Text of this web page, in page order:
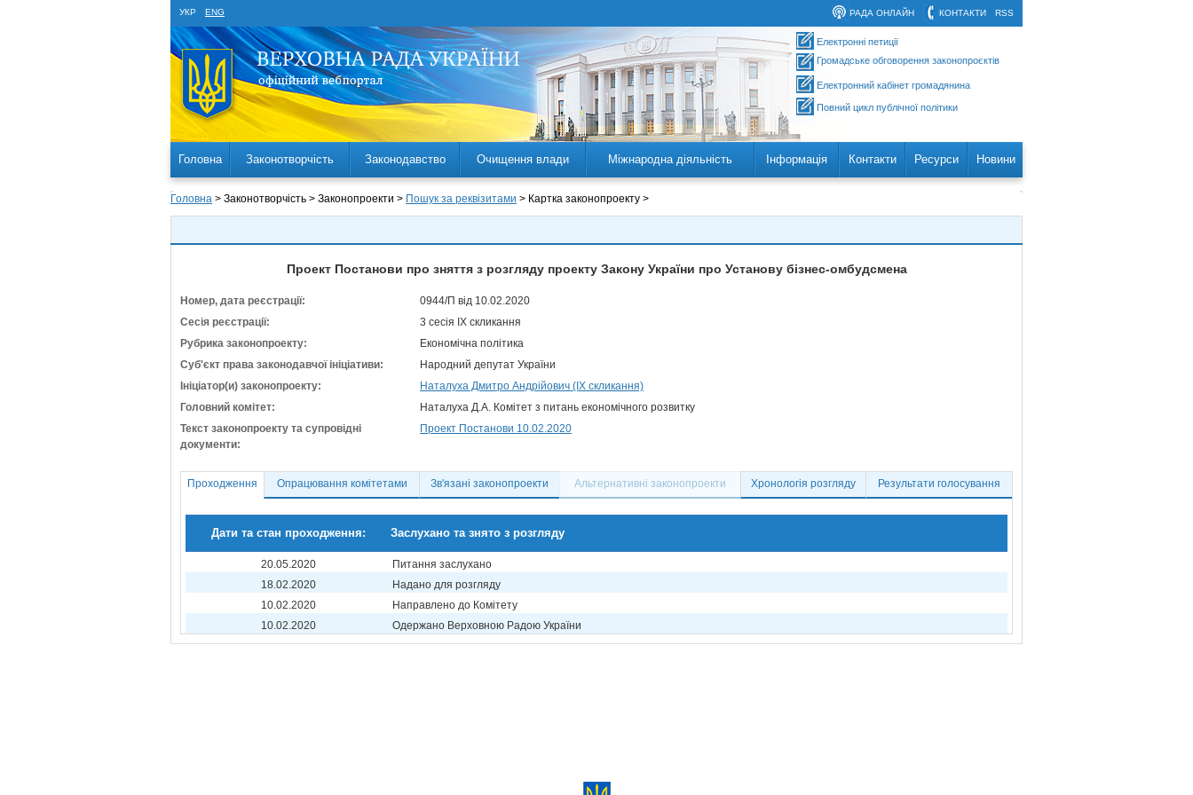
УКР ENG RSS
КОНТАКТИ
РАДА ОНЛАЙН
Електронні петиції
Громадське обговорення законопроєктів
Електронний кабінет громадянина
Повний цикл публічної політики
Головна Законотворчість Законодавство Очищення влади Міжнародна діяльність Інформація Контакти Ресурси Новини
Головна > Законотворчість > Законопроекти > Пошук за реквізитами > Картка законопроекту >
Проект Постанови про зняття з розгляду проекту Закону України про Установу бізнес-омбудсмена
Номер, дата реєстрації:
0944/П від 10.02.2020
Сесія реєстрації:
3 сесія IX скликання
Рубрика законопроекту:
Економічна політика
Суб'єкт права законодавчої ініціативи:
Народний депутат України
Ініціатор(и) законопроекту:
Наталуха Дмитро Андрійович (IX скликання)
Головний комітет:
Наталуха Д.А. Комітет з питань економічного розвитку
Текст законопроекту та супровідні
документи:
Проект Постанови 10.02.2020
Проходження Опрацювання комітетами Зв'язані законопроекти Альтернативні законопроекти Хронологія розгляду Результати голосування
Дати та стан проходження: Заслухано та знято з розгляду
20.05.2020
Питання заслухано
18.02.2020
Надано для розгляду
10.02.2020
Направлено до Комітету
10.02.2020
Одержано Верховною Радою України